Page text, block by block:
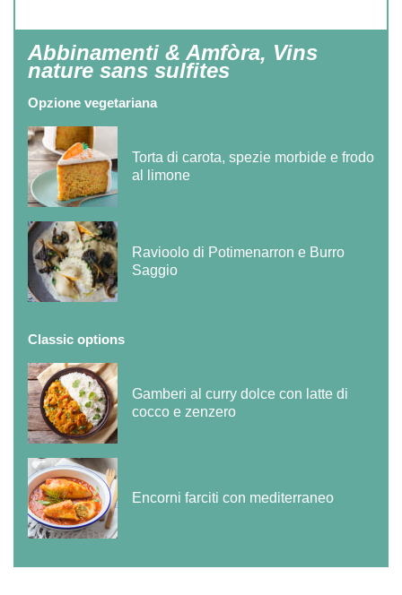
Abbinamenti & Amfòra, Vins
nature sans sulfites
Opzione vegetariana
Torta di carota, spezie morbide e frodo
al limone
Ravioolo di Potimenarron e Burro
Saggio
Classic options
Gamberi al curry dolce con latte di
cocco e zenzero
Encorni farciti con mediterraneo